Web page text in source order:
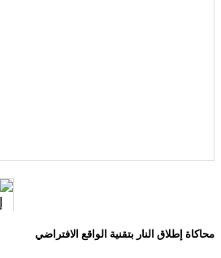
محاكاة إطلاق النار بتقنية الواقع الافتراضي